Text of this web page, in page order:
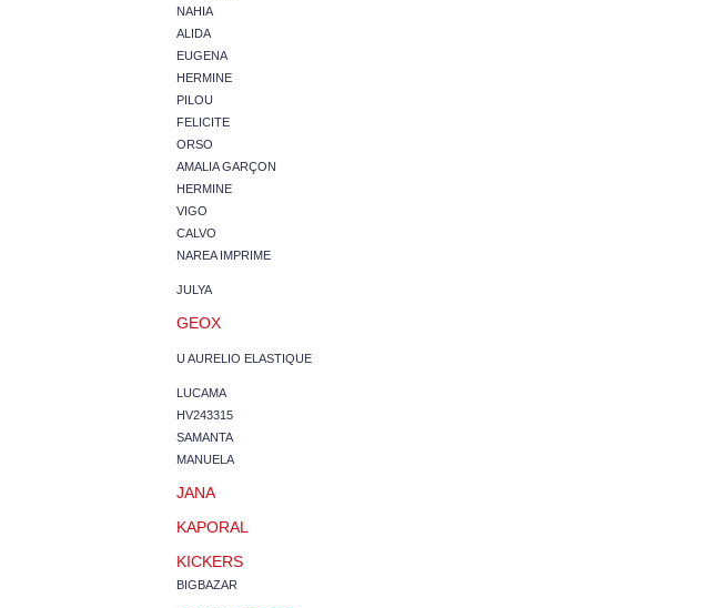
NAHIA
ALIDA
EUGENA
HERMINE
PILOU
FELICITE
ORSO
AMALIA GARÇON
HERMINE
VIGO
CALVO
NAREA IMPRIME
JULYA
GEOX
U AURELIO ELASTIQUE
LUCAMA
HV243315
SAMANTA
MANUELA
JANA
KAPORAL
KICKERS
BIGBAZAR